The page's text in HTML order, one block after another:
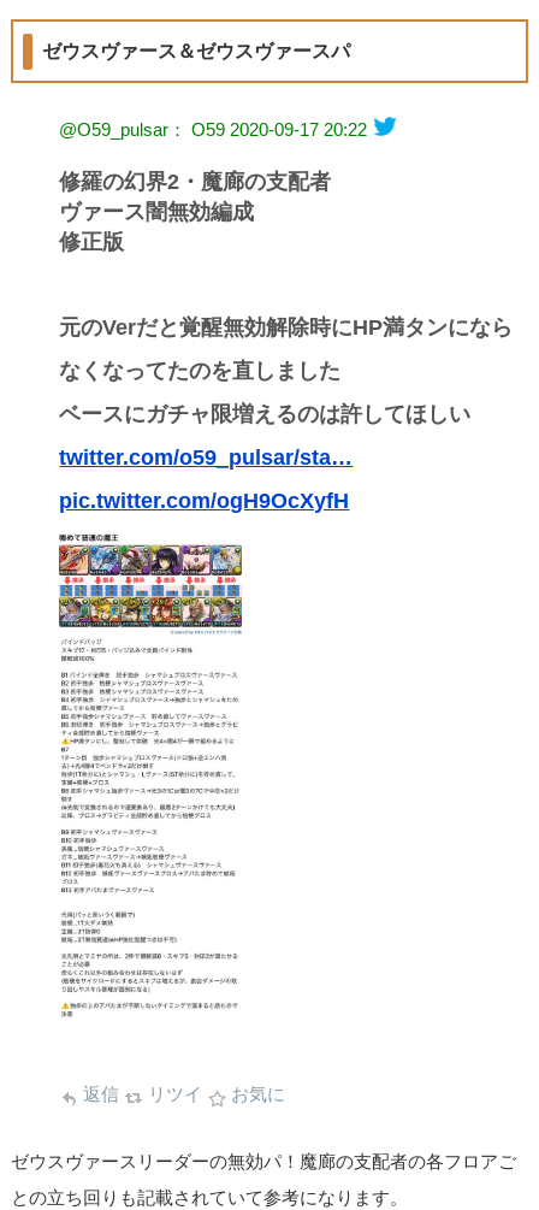
ゼウスヴァース＆ゼウスヴァースパ
@O59_pulsar： O59 2020-09-17 20:22
修羅の幻界2・魔廊の支配者
ヴァース闇無効編成
修正版
元のVerだと覚醒無効解除時にHP満タンになら
なくなってたのを直しました
ベースにガチャ限増えるのは許してほしい
twitter.com/o59_pulsar/sta…
pic.twitter.com/ogH9OcXyfH
返信 リツイ お気に
ゼウスヴァースリーダーの無効パ！魔廊の支配者の各フロアご
との立ち回りも記載されていて参考になります。